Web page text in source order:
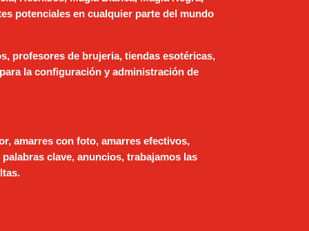
potenciales en cualquier parte del mundo
profesores de brujeria, tiendas esotéricas,
para la configuración y administración de
amarres con foto, amarres efectivos,
clave, anuncios, trabajamos las